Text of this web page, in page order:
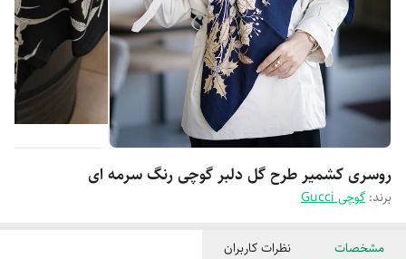
روسری کشمیر طرح گل دلبر گوچی رنگ سرمه ای
برند: گوچی Gucci
مشخصات نظرات کاربران